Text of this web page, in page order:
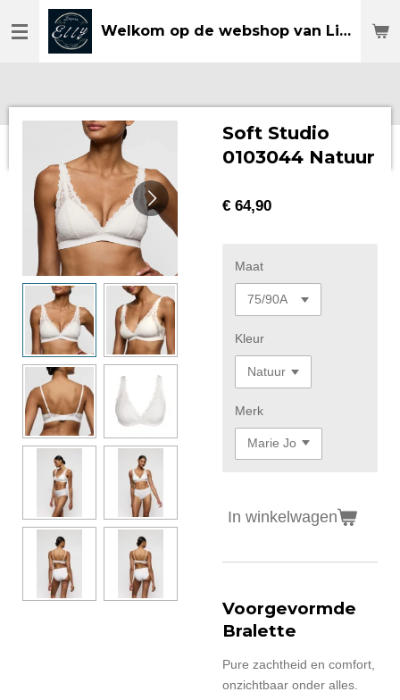
direct
Welkom op de webshop van Lingerie Elly
Soft Studio
0103044 Natuur
€ 64,90
Maat
Kleur
Merk
In winkelwagen
Voorgevormde
Bralette
Pure zachtheid en comfort,
onzichtbaar onder alles.